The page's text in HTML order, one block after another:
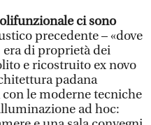
ci sono
precedente – «dove
era di proprietà dei
e ricostruito ex novo
padana
le moderne tecniche
ad hoc: